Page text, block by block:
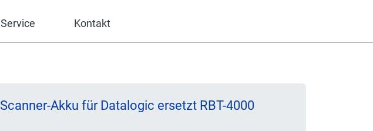
Service Kontakt
Scanner-Akku für Datalogic ersetzt RBT-4000